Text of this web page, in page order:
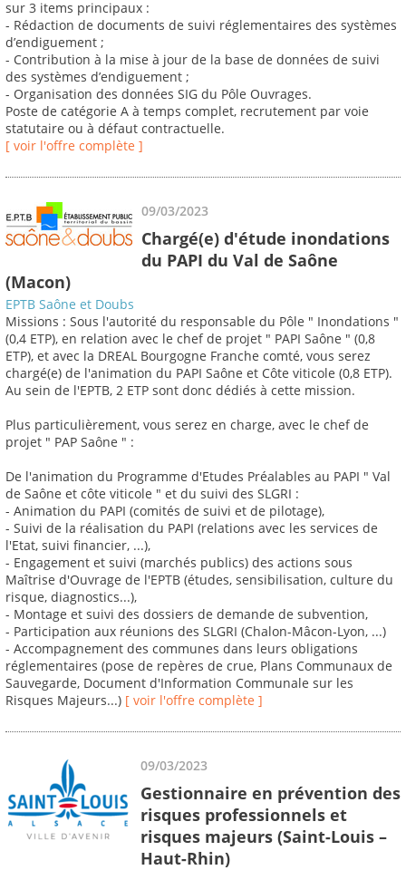
sur 3 items principaux :
- Rédaction de documents de suivi réglementaires des systèmes
d’endiguement ;
- Contribution à la mise à jour de la base de données de suivi
des systèmes d’endiguement ;
- Organisation des données SIG du Pôle Ouvrages.
Poste de catégorie A à temps complet, recrutement par voie
statutaire ou à défaut contractuelle.
[ voir l'offre complète ]
09/03/2023
Chargé(e) d'étude inondations
du PAPI du Val de Saône
(Macon)
EPTB Saône et Doubs
Missions : Sous l'autorité du responsable du Pôle " Inondations "
(0,4 ETP), en relation avec le chef de projet " PAPI Saône " (0,8
ETP), et avec la DREAL Bourgogne Franche comté, vous serez
chargé(e) de l'animation du PAPI Saône et Côte viticole (0,8 ETP).
Au sein de l'EPTB, 2 ETP sont donc dédiés à cette mission.
Plus particulièrement, vous serez en charge, avec le chef de
projet " PAP Saône " :
De l'animation du Programme d'Etudes Préalables au PAPI " Val
de Saône et côte viticole " et du suivi des SLGRI :
- Animation du PAPI (comités de suivi et de pilotage),
- Suivi de la réalisation du PAPI (relations avec les services de
l'Etat, suivi financier, ...),
- Engagement et suivi (marchés publics) des actions sous
Maîtrise d'Ouvrage de l'EPTB (études, sensibilisation, culture du
risque, diagnostics...),
- Montage et suivi des dossiers de demande de subvention,
- Participation aux réunions des SLGRI (Chalon-Mâcon-Lyon, ...)
- Accompagnement des communes dans leurs obligations
réglementaires (pose de repères de crue, Plans Communaux de
Sauvegarde, Document d'Information Communale sur les
Risques Majeurs...) [ voir l'offre complète ]
09/03/2023
Gestionnaire en prévention des
risques professionnels et
risques majeurs (Saint-Louis –
Haut-Rhin)